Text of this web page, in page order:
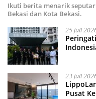
Ikuti berita menarik
Bekasi dan Kota Bekasi.
25 Juli
23 Juli
Pusat